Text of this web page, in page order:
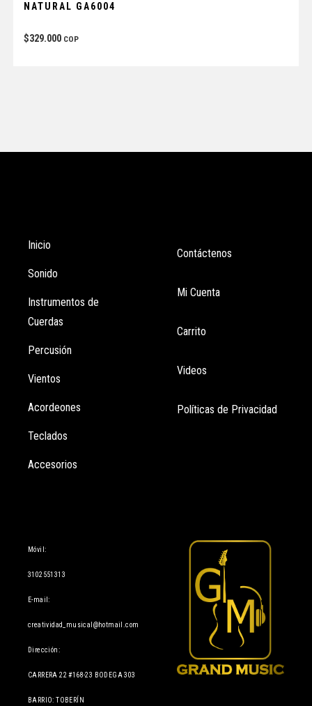
NATURAL GA6004
$329.000 COP
Inicio
Sonido
Instrumentos de
Cuerdas
Percusión
Vientos
Acordeones
Teclados
Accesorios
Contáctenos
Mi Cuenta
Carrito
Videos
Políticas de Privacidad
Móvil:
3102551313
E-mail:
creatividad_musical@hotmail.com
Dirección:
CARRERA 22 #168-23 BODEGA 303
BARRIO: TOBERÍN